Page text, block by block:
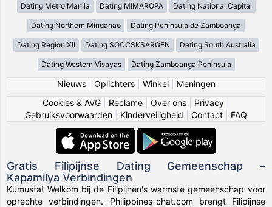
Dating Metro Manila Dating MIMAROPA Dating National Capital
Dating Northern Mindanao Dating Península de Zamboanga
Dating Region XII Dating SOCCSKSARGEN Dating South Australia
Dating Western Visayas Dating Zamboanga Peninsula
Nieuws| Oplichters| Winkel| Meningen
Cookies & AVG
Reclame Over ons Privacy
Gebruiksvoorwaarden
Kinderveiligheid Contact FAQ
Gratis Filipijnse Dating Gemeenschap –
Kapamilya Verbindingen
Kumusta! Welkom bij de Filipijnen's warmste gemeenschap voor
oprechte verbindingen. Philippines-chat.com brengt Filipijnse